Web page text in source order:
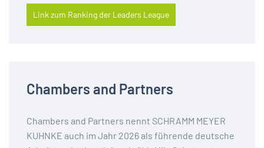
Link zum Ranking der Leaders League
Chambers and Partners
Chambers and Partners nennt SCHRAMM MEYER
KUHNKE auch im Jahr 2026 als führende deutsche